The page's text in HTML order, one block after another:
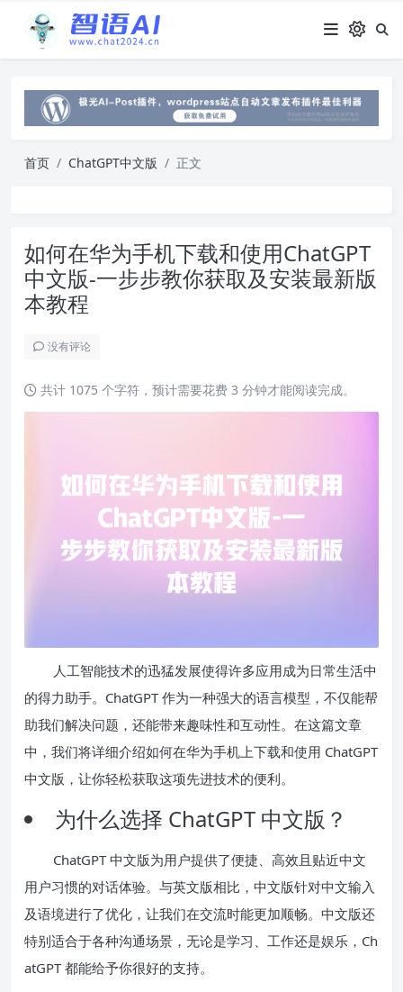
首页 ChatGPT中文版 正文
如何在华为手机下载和使用ChatGPT
中文版-一步步教你获取及安装最新版
本教程
没有评论
共计 1075 个字符，预计需要花费 3 分钟才能阅读完成。
人工智能技术的迅猛发展使得许多应用成为日常生活中
的得力助手。ChatGPT 作为一种强大的语言模型，不仅能帮
助我们解决问题，还能带来趣味性和互动性。在这篇文章
中，我们将详细介绍如何在华为手机上下载和使用 ChatGPT
中文版，让你轻松获取这项先进技术的便利。
为什么选择 ChatGPT 中文版？
ChatGPT 中文版为用户提供了便捷、高效且贴近中文
用户习惯的对话体验。与英文版相比，中文版针对中文输入
及语境进行了优化，让我们在交流时能更加顺畅。中文版还
特别适合于各种沟通场景，无论是学习、工作还是娱乐，Ch
atGPT 都能给予你很好的支持。